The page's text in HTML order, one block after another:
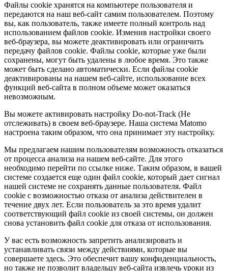
Файлы cookie хранятся на компьютере пользователя и
передаются на наш веб-сайт самим пользователем. Поэтому
вы, как пользователь, также имеете полный контроль над
использованием файлов cookie. Изменив настройки своего
веб-браузера, вы можете деактивировать или ограничить
передачу файлов cookie. Файлы cookie, которые уже были
сохранены, могут быть удалены в любое время. Это также
может быть сделано автоматически. Если файлы cookie
деактивированы на нашем веб-сайте, использование всех
функций веб-сайта в полном объеме может оказаться
невозможным.
Вы можете активировать настройку Do-not-Track (Не
отслеживать) в своем веб-браузере. Наша система Matomo
настроена таким образом, что она принимает эту настройку.
Мы предлагаем нашим пользователям возможность отказаться
от процесса анализа на нашем веб-сайте. Для этого
необходимо перейти по ссылке ниже. Таким образом, в вашей
системе создается еще один файл cookie, который дает сигнал
нашей системе не сохранять данные пользователя. Файл
cookie с возможностью отказа от анализа действителен в
течение двух лет. Если пользователь за это время удалит
соответствующий файл cookie из своей системы, он должен
снова установить файл cookie для отказа от использования.
У вас есть возможность запретить анализировать и
устанавливать связи между действиями, которые вы
совершаете здесь. Это обеспечит вашу конфиденциальность,
но также не позволит владельцу веб-сайта извлечь уроки из